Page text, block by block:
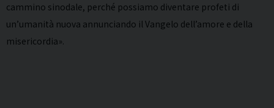
cammino sinodale, perché possiamo diventare profeti di
un’umanità nuova annunciando il Vangelo dell’amore e della
misericordia».